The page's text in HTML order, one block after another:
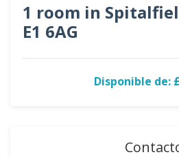
1 room in
E1 6AG
Disponible de: